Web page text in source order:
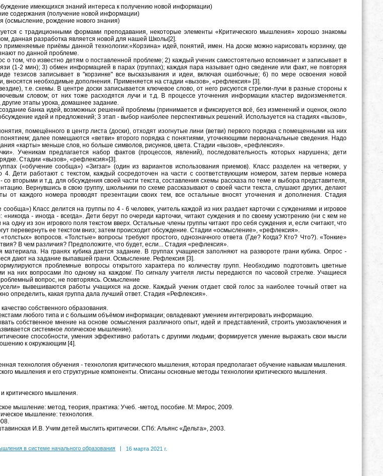
имеющихся знаний интереса к получению новой информации)
содержания (получение новой информации)
(осмысление, рождение нового знания)
с традиционными формами преподавания, некоторые элементы «Критического мышления» хорошо знакомы
данная разработка является новой для нашей Школы[2].
приёмы данной технологии:«Корзина» идей, понятий, имен. На доске можно нарисовать корзинку, где
по данной проблеме.
о том, что известно детям о поставленной проблеме; 2) каждый ученик самостоятельно вспоминает и записывает в
(1-2 мин); 3) обмен информацией в парах (группах); каждая пара называет одно сведение или факт, не повторяя
тезисов записывает в "корзинке" все высказывания и идеи, включая ошибочные; 6) по мере освоения новой
вносятся необходимые дополнения. Применяется на стадии «вызов», «рефлексия» [3].
т.е. схемы. В центре доски записывается ключевое слово, от него рисуются стрелки-лучи в разные стороны к
словом; от них тоже расходятся лучи и т.д. В процессе уточнения информации кластер видоизменяется.
этапы урока, домашнее задание.
банка идей, возможных решений проблемы (принимается и фиксируется всё, без изменений и оценок, около
идей и предложений; 3 этап - выбор наиболее перспективных решений. Используется на стадиях «вызов»,
помещённого в центр листа (доски), отходят изогнутые лини (ветви) первого порядка с помещенными на них
далее помещаются «ветви» второго порядка с понятиями, уточняющими первоначальные сведения. Надо
«карты» меньше слов, но больше символов, рисунков, цвета. Стадии «вызов», «рефлексия».
Ученикам предлагается набор фактов (процессов, явлений), последовательность которых нарушена; дети
Стадии «вызов», «рефлексия»[3].
(«обучение сообща») «Зигзаг» (один из вариантов использования приемов). Класс разделен на четверки, у
4. Дети работают с текстом, каждый сосредоточен на части с соответствующим номером, затем первые номера
вторыми и т.д. для обсуждения своей части текста, составления схемы рассказа по теме и выбора представителя,
Вернувшись в свою группу, школьники по схеме рассказывают о своей части текста, слушают других, делают
от каждого номера проводят презентации своих тем, все остальные вносят уточнения и дополнения. Стадия
Класс делится на группы по 4 - 6 человек, учитель каждой из них раздает карточки с суждениями и игровое
«никогда - иногда - всегда». Дети берут по очереди карточки, читают суждения и по своему усмотрению (ни с кем не
на одну из зон игрового поля текстом вверх. Остальные члены группы читают про себя суждения и, если считают, что
перевернуть ее текстом вниз; затем происходит обсуждение. Стадии «осмысление», «рефлексия».
вопросов. «Толстые» вопросы требуют простого, однозначного ответа (Где? Когда? Кто? Что?). «Тонкие»
В чем различия? Предположите, что будет, если... Стадия «рефлексия».
материала. На гранях кубика дается задание. В группах учащиеся заполняют на развороте грани кубика. Опрос -
дают на задание выпавшей грани. Осмысление. Рефлексия [3].
проблемные вопросы открытого характера по количеству групп. Необходимо подготовить цветные
на них вопросами /по одному на каждом/. По сигналу учителя листы передаются по часовой стрелке. Учащиеся
вопрос, не повторяясь. Осмысление
вывешиваются работы учащихся на доске. Каждый ученик отдает свой голос за наиболее точный ответ на
определить, какая группа дала лучший ответ. Стадия «Рефлексия».
собственного образования.
любого типа и с большим объёмом информации; овладевают умением интегрировать информацию.
собственное мнение на основе осмысления различного опыт, идей и представлений, строить умозаключения и
системное логическое мышление).
способности, умения эффективно работать с другими людьми; формируется умение выражать свои мысли
к окружающим [4].
технология обучения - технология критического мышления, которая предполагает обучение навыкам мышления.
мышления и его структурные компоненты. Описаны основные методы технологии критического мышления.
критического мышления.
мышление: метод, теория, практика: Учеб. -метод, пособие. М: Мирос, 2009.
мышление: технология.
И.В. Учим детей мыслить критически. СПб: Альянс «Дельта», 2003.
в системе начального образования | 16 марта 2021 г.